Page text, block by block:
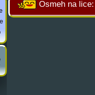
Osmeh na lice: